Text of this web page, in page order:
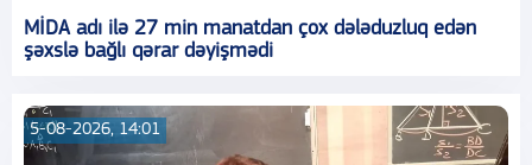
MİDA adı ilə 27 min manatdan çox dələduzluq edən
şəxslə bağlı qərar dəyişmədi
5-08-2026, 14:01